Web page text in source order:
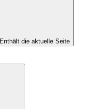
Enthält die aktuelle Seite